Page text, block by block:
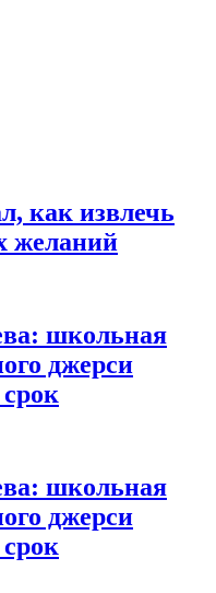
как извлечь
желаний
школьная
джерси
школьная
джерси